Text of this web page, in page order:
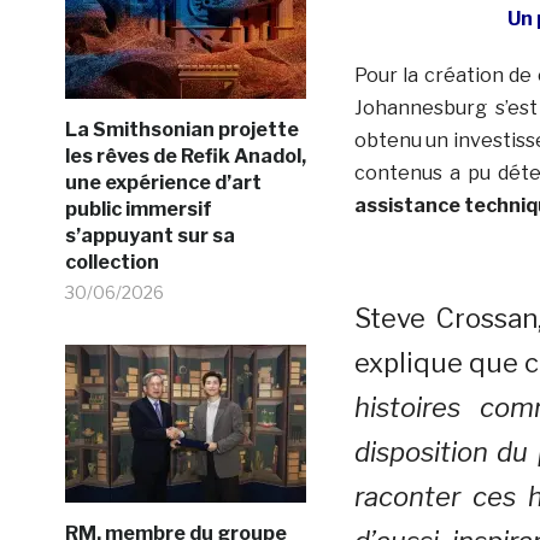
La Smithsonian projette
les rêves de Refik Anadol,
une expérience d’art
public immersif
s’appuyant sur sa
collection
30/06/2026
RM, membre du groupe
Pour la création
Johannesburg
obtenu un
contenus a pu
assistance
Steve
explique que
histoires
disposition du
raconter ces